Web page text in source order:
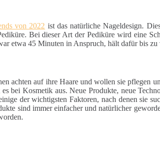
von 2022 ist das natürliche Nageldesign.
Bei dieser Art der Pediküre wird eine
etwa 45 Minuten in Anspruch, hält dafür bis
achten auf ihre Haare und wollen sie pflegen
Kosmetik aus. Neue Produkte, neue
der wichtigsten Faktoren, nach denen sie
sind immer einfacher und natürlicher